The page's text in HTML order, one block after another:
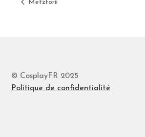
Metztorii
© CosplayFR 2025
Politique de confidentialité